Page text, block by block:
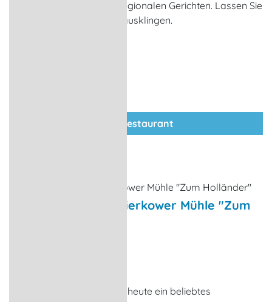
Fischspezialitäten sowie regionalen Gerichten. Lassen Sie
den Tag an der Hotelbar ausklingen.
zum Restaurant
Restaurant in der Dierkower Mühle "Zum
Die 1880 erbaute Mühle ist heute ein beliebtes